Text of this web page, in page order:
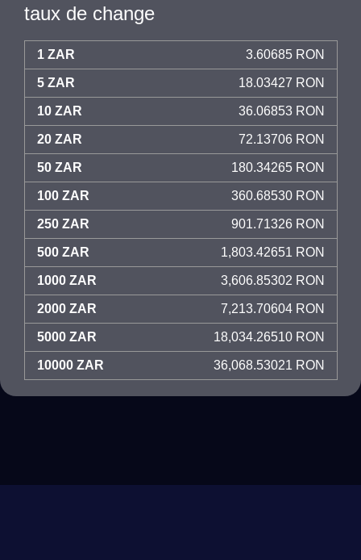
taux de change
1 ZAR 3.60685 RON
5 ZAR 18.03427 RON
10 ZAR 36.06853 RON
20 ZAR 72.13706 RON
50 ZAR 180.34265 RON
100 ZAR 360.68530 RON
250 ZAR 901.71326 RON
500 ZAR 1,803.42651 RON
1000 ZAR 3,606.85302 RON
2000 ZAR 7,213.70604 RON
5000 ZAR 18,034.26510 RON
10000 ZAR 36,068.53021 RON